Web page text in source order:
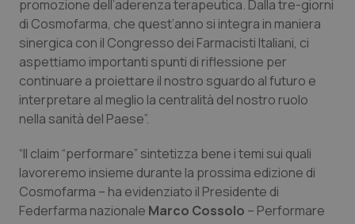
promozione dell’aderenza terapeutica. Dalla tre-giorni
di Cosmofarma, che quest’anno si integra in maniera
sinergica con il Congresso dei Farmacisti Italiani, ci
aspettiamo importanti spunti di riflessione per
continuare a proiettare il nostro sguardo al futuro e
interpretare al meglio la centralità del nostro ruolo
nella sanità del Paese”.
“Il claim “performare” sintetizza bene i temi sui quali
lavoreremo insieme durante la prossima edizione di
Cosmofarma – ha evidenziato il Presidente di
Federfarma nazionale Marco Cossolo – Performare